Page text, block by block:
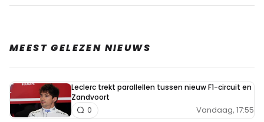
MEEST GELEZEN NIEUWS
Leclerc trekt parallellen tussen nieuw F1-circuit en
Zandvoort
Vandaag, 17:55
0